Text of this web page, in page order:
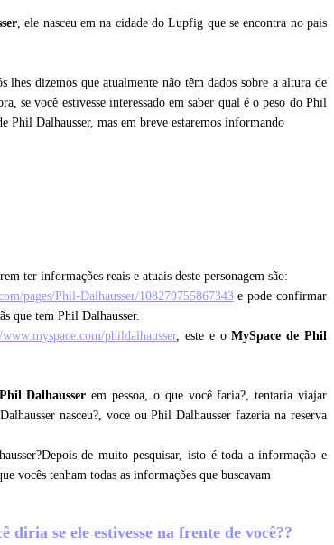
, ele nasceu em na cidade do Lupfig que se encontra no pais
dizemos que atualmente não têm dados sobre a altura de
se você estivesse interessado em saber qual é o peso do Phil
Phil Dalhausser, mas em breve estaremos informando
ter informações reais e atuais deste personagem são:
pages/Phil-Dalhausser/108279755867343e pode confirmar
que tem Phil Dalhausser.
phildalhausser, este e oMySpace de Phil
Dalhausser em pessoa, o que você faria?, tentaria viajar
nasceu?, voce ou Phil Dalhausser fazeria na reserva
de muito pesquisar, isto é toda a informação e
vocês tenham todas as informações que buscavam
diria se ele estivesse na frente de você??